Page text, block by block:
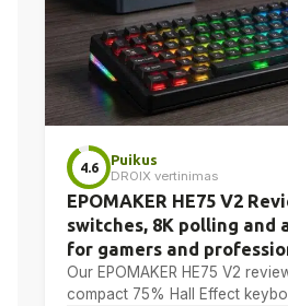
4.6
Puikus
DROIX vertinimas
EPOMAKER HE75 V2
switches, 8K polling and
for gamers and
Our EPOMAKER HE75 V2
compact 75% Hall Effect